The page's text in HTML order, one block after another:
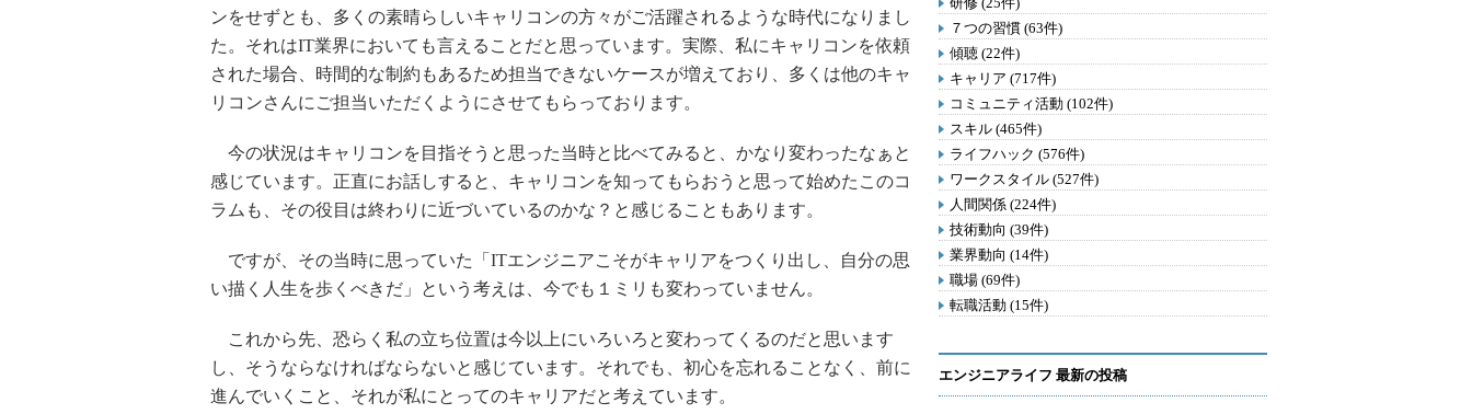
ンをせずとも、多くの素晴らしいキャリコンの方々がご活躍されるような時代になりまし
た。それはIT業界においても言えることだと思っています。実際、私にキャリコンを依頼
された場合、時間的な制約もあるため担当できないケースが増えており、多くは他のキャ
リコンさんにご担当いただくようにさせてもらっております。
今の状況はキャリコンを目指そうと思った当時と比べてみると、かなり変わったなぁと
感じています。正直にお話しすると、キャリコンを知ってもらおうと思って始めたこのコ
ラムも、その役目は終わりに近づいているのかな？と感じることもあります。
ですが、その当時に思っていた「ITエンジニアこそがキャリアをつくり出し、自分の思
い描く人生を歩くべきだ」という考えは、今でも１ミリも変わっていません。
これから先、恐らく私の立ち位置は今以上にいろいろと変わってくるのだと思います
し、そうならなければならないと感じています。それでも、初心を忘れることなく、前に
進んでいくこと、それが私にとってのキャリアだと考えています。
７つの習慣 (63件)
傾聴 (22件)
キャリア (717件)
コミュニティ活動 (102件)
スキル (465件)
ライフハック (576件)
ワークスタイル (527件)
人間関係 (224件)
技術動向 (39件)
業界動向 (14件)
職場 (69件)
転職活動 (15件)
エンジニアライフ 最新の投稿